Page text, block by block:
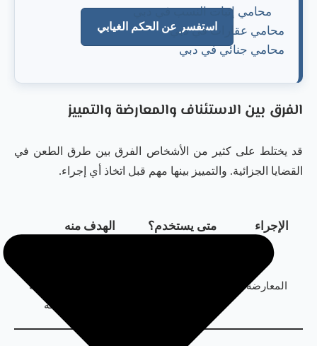
محامي إثبات النسب في دبي
محامي عقارات في دبي
محامي جنائي في دبي
استفسر عن الحكم الغيابي
الفرق بين الاستئناف والمعارضة والتمييز
قد يختلط على كثير من الأشخاص الفرق بين طرق الطعن في
القضايا الجزائية. والتمييز بينها مهم قبل اتخاذ أي إجراء.
الإجراء متى يستخدم؟ الهدف منه
المعارضة
أمام الجهة المختصة
وفق ضوابطه